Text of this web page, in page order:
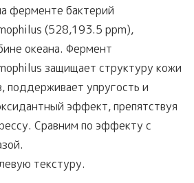
ферменте бактерий
(528,193.5 ppm),
океана. Фермент
защищает структуру кожи
поддерживает упругость и
эффект, препятствуя
Сравним по эффекту с
текстуру.